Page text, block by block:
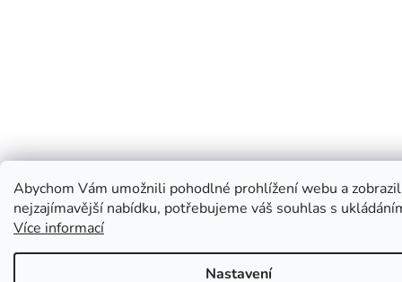
Abychom Vám umožnili pohodlné prohlížení webu a
nejzajímavější nabídku, potřebujeme váš souhlas s
Více informací
Nastavení